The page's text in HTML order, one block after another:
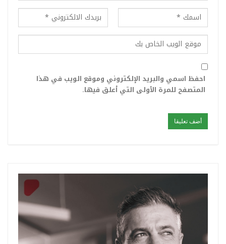
احفظ اسمي والبريد الإلكتروني وموقع الويب في هذا
المتصفح للمرة الأولى التي أعلق فيها.